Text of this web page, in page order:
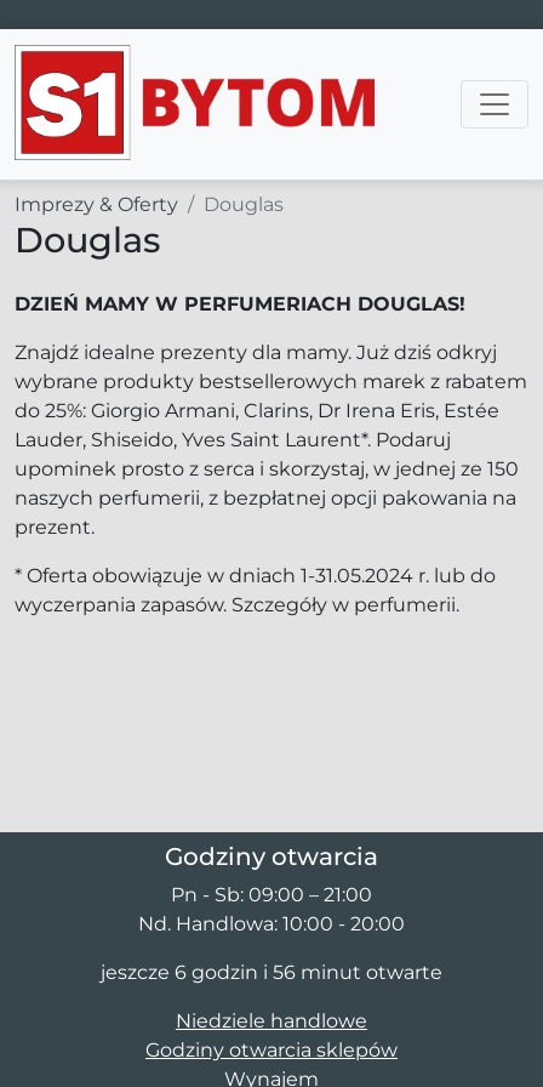
Main Navigation
Imprezy & Oferty Douglas
Douglas
DZIEŃ MAMY W PERFUMERIACH DOUGLAS!
Znajdź idealne prezenty dla mamy. Już dziś odkryj
wybrane produkty bestsellerowych marek z rabatem
do 25%: Giorgio Armani, Clarins, Dr Irena Eris, Estée
Lauder, Shiseido, Yves Saint Laurent*. Podaruj
upominek prosto z serca i skorzystaj, w jednej ze 150
naszych perfumerii, z bezpłatnej opcji pakowania na
prezent.
* Oferta obowiązuje w dniach 1-31.05.2024 r. lub do
wyczerpania zapasów. Szczegóły w perfumerii.
Godziny otwarcia
Pn - Sb: 09:00 – 21:00
Nd. Handlowa: 10:00 - 20:00
jeszcze 6 godzin i 56 minut otwarte
Niedziele handlowe
Godziny otwarcia sklepów
Wynajem